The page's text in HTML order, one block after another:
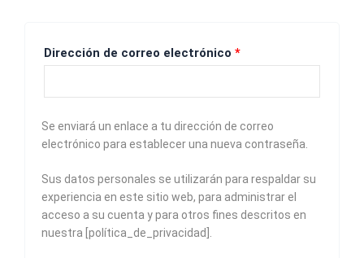
Dirección de correo electrónico *
Se enviará un enlace a tu dirección de correo
electrónico para establecer una nueva contraseña.
Sus datos personales se utilizarán para respaldar su
experiencia en este sitio web, para administrar el
acceso a su cuenta y para otros fines descritos en
nuestra [política_de_privacidad].